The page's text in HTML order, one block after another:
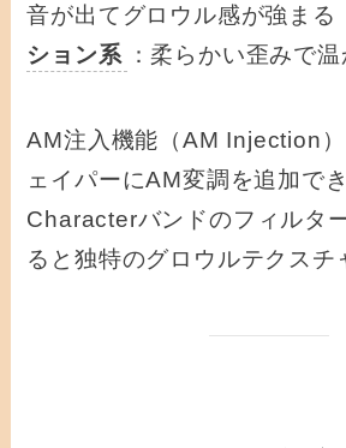
音が出てグロウル感が強まる
ション系 ：柔らかい歪みで
AM注入機能（AM Injection
ェイパーにAM変調を追加で
Characterバンドのフィルタ
ると独特のグロウルテクスチ